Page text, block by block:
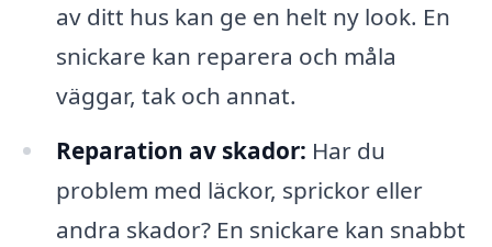
av ditt hus kan ge en helt ny look. En
snickare kan reparera och måla
väggar, tak och annat.
Reparation av skador: Har du
problem med läckor, sprickor eller
andra skador? En snickare kan snabbt